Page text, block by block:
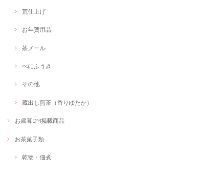
荒仕上げ
お年賀用品
茶メール
べにふうき
その他
蔵出し煎茶（香りゆたか）
お歳暮DM掲載商品
お茶菓子類
乾物・佃煮